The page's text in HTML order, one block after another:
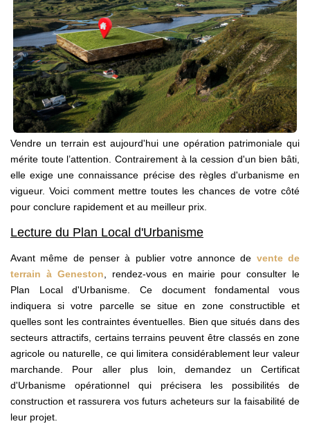
CONTACT
Vendre un terrain est aujourd'hui une opération patrimoniale qui
mérite toute l’attention. Contrairement à la cession d'un bien bâti,
elle exige une connaissance précise des règles d'urbanisme en
vigueur. Voici comment mettre toutes les chances de votre côté
pour conclure rapidement et au meilleur prix.
Lecture du Plan Local d'Urbanisme
Avant même de penser à publier votre annonce de vente de
terrain à Geneston , rendez-vous en mairie pour consulter le
Plan Local d'Urbanisme. Ce document fondamental vous
indiquera si votre parcelle se situe en zone constructible et
quelles sont les contraintes éventuelles. Bien que situés dans des
secteurs attractifs, certains terrains peuvent être classés en zone
agricole ou naturelle, ce qui limitera considérablement leur valeur
marchande. Pour aller plus loin, demandez un Certificat
d'Urbanisme opérationnel qui précisera les possibilités de
construction et rassurera vos futurs acheteurs sur la faisabilité de
leur projet.